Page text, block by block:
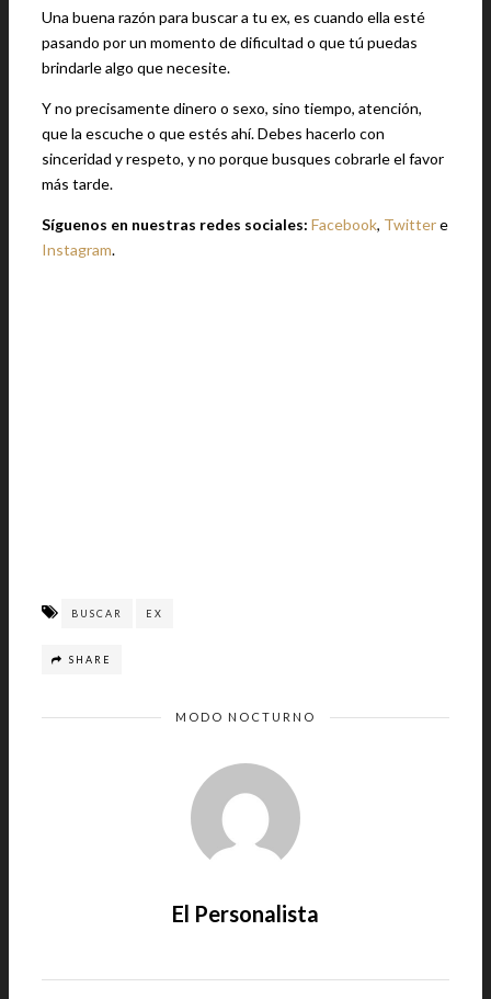
Una buena razón para buscar a tu ex, es cuando ella esté
pasando por un momento de dificultad o que tú puedas
brindarle algo que necesite.
Y no precisamente dinero o sexo, sino tiempo, atención,
que la escuche o que estés ahí. Debes hacerlo con
sinceridad y respeto, y no porque busques cobrarle el favor
más tarde.
Síguenos en nuestras redes sociales: Facebook, Twittere
Instagram.
BUSCAR EX
SHARE
MODO NOCTURNO
El Personalista